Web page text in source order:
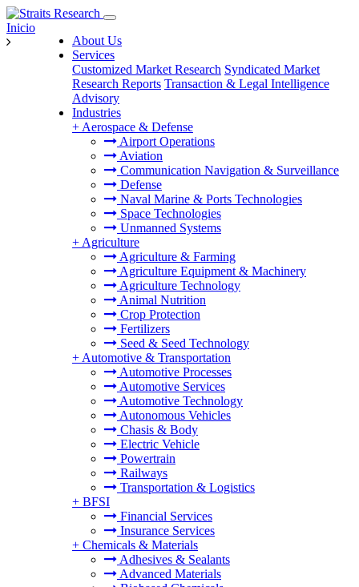
About Us
Services
Customized Market Research Syndicated Market
Research Reports Transaction & Legal Intelligence
Advisory
Industries
+ Aerospace & Defense
Airport Operations
Aviation
Communication Navigation & Surveillance
Defense
Naval Marine & Ports Technologies
Space Technologies
Unmanned Systems
+ Agriculture
Agriculture & Farming
Agriculture Equipment & Machinery
Agriculture Technology
Animal Nutrition
Crop Protection
Fertilizers
Seed & Seed Technology
+ Automotive & Transportation
Automotive Processes
Automotive Services
Automotive Technology
Autonomous Vehicles
Chasis & Body
Electric Vehicle
Powertrain
Railways
Transportation & Logistics
+ BFSI
Financial Services
Insurance Services
+ Chemicals & Materials
Adhesives & Sealants
Advanced Materials
Inicio